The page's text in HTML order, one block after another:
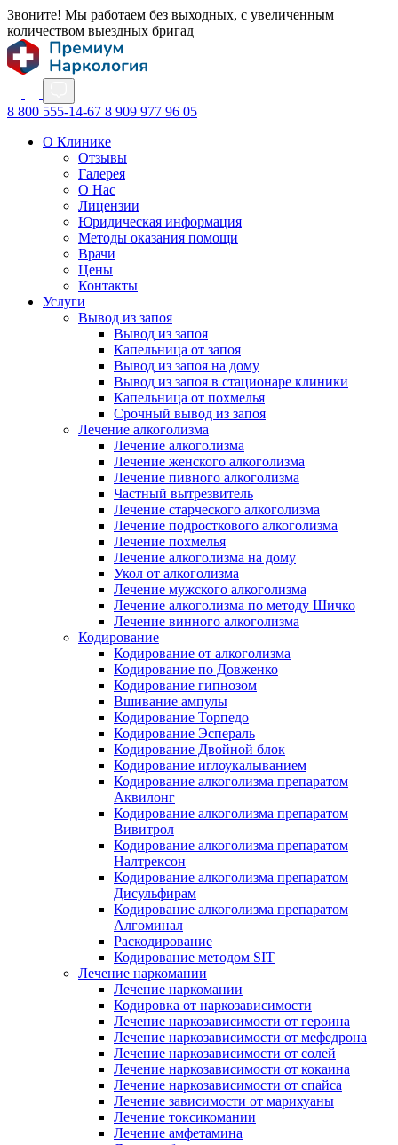
Звоните! Мы работаем без выходных, с увеличенным
количеством выездных бригад
8 800 555-14-67 8 909 977 96 05
О Клинике
Отзывы
Галерея
О Нас
Лицензии
Юридическая информация
Методы оказания помощи
Врачи
Цены
Контакты
Услуги
Вывод из запоя
Вывод из запоя
Капельница от запоя
Вывод из запоя на дому
Вывод из запоя в стационаре клиники
Капельница от похмелья
Срочный вывод из запоя
Лечение алкоголизма
Лечение алкоголизма
Лечение женского алкоголизма
Лечение пивного алкоголизма
Частный вытрезвитель
Лечение старческого алкоголизма
Лечение подросткового алкоголизма
Лечение похмелья
Лечение алкоголизма на дому
Укол от алкоголизма
Лечение мужского алкоголизма
Лечение алкоголизма по методу Шичко
Лечение винного алкоголизма
Кодирование
Кодирование от алкоголизма
Кодирование по Довженко
Кодирование гипнозом
Вшивание ампулы
Кодирование Торпедо
Кодирование Эспераль
Кодирование Двойной блок
Кодирование иглоукалыванием
Кодирование алкоголизма препаратом
Аквилонг
Кодирование алкоголизма препаратом
Вивитрол
Кодирование алкоголизма препаратом
Налтрексон
Кодирование алкоголизма препаратом
Дисульфирам
Кодирование алкоголизма препаратом
Алгоминал
Раскодирование
Кодирование методом SIT
Лечение наркомании
Лечение наркомании
Кодировка от наркозависимости
Лечение наркозависимости от героина
Лечение наркозависимости от мефедрона
Лечение наркозависимости от солей
Лечение наркозависимости от кокаина
Лечение наркозависимости от спайса
Лечение зависимости от марихуаны
Лечение токсикомании
Лечение амфетамина